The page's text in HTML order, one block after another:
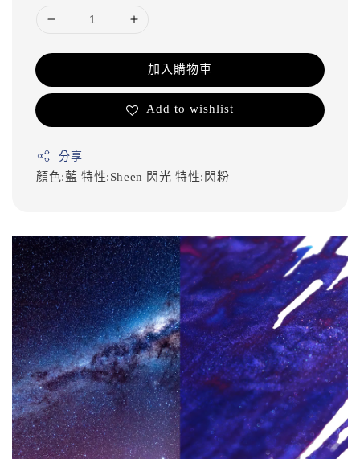
加入購物車
Add to wishlist
分享
顏色:藍 特性:Sheen 閃光特性:閃粉